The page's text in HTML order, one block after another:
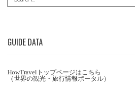
GUIDE DATA
HowTravelトップページはこちら
（世界の観光・旅行情報ポータル）